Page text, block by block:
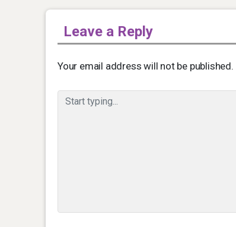
Leave a Reply
Your email address will not be published.